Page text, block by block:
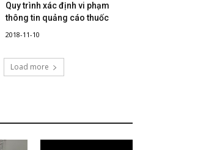
Quy trình xác định vi phạm
thông tin quảng cáo thuốc
2018-11-10
Load more